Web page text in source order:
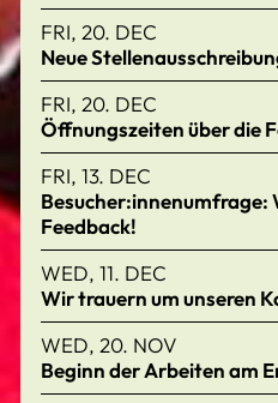
FRI, 20. DEC
Neue
FRI, 20. DEC
Öffnungszeiten über die
FRI, 13. DEC
Besucher:innenumfrage:
Feedback!
WED, 11. DEC
Wir trauern um unseren
WED, 20. NOV
Beginn der Arbeiten am